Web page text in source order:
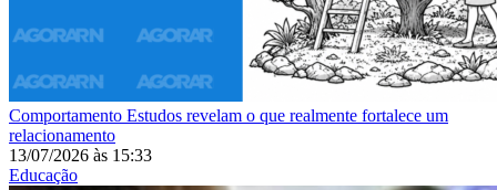
Comportamento Estudos revelam o que realmente fortalece um
relacionamento
13/07/2026 às 15:33
Educação